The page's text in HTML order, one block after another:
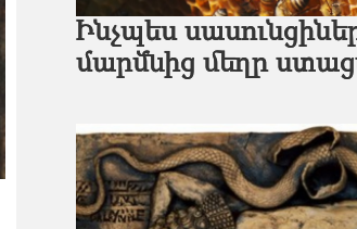
Ինչպես
մարմնից մեղր